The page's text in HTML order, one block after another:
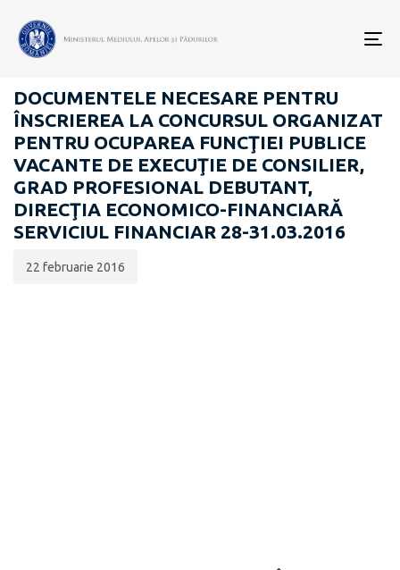
CARIERĂ
DOCUMENTELE NECESARE PENTRU
ÎNSCRIEREA LA CONCURSUL ORGANIZAT
PENTRU OCUPAREA FUNCŢIEI PUBLICE
VACANTE DE EXECUŢIE DE CONSILIER,
GRAD PROFESIONAL DEBUTANT,
DIRECŢIA ECONOMICO-FINANCIARĂ
SERVICIUL FINANCIAR 28-31.03.2016
publicării:
22 februarie 2016